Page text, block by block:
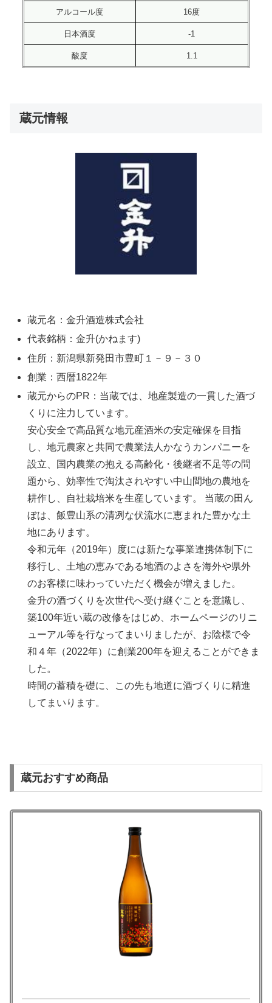
アルコール度 16度
日本酒度 -1
酸度 1.1
蔵元情報
蔵元名：金升酒造株式会社
代表銘柄：金升(かねます)
住所：新潟県新発田市豊町１－９－３０
創業：西暦1822年
蔵元からのPR：当蔵では、地産製造の一貫した酒づ
くりに注力しています。
安心安全で高品質な地元産酒米の安定確保を目指
し、地元農家と共同で農業法人かなうカンパニーを
設立、国内農業の抱える高齢化・後継者不足等の問
題から、効率性で淘汰されやすい中山間地の農地を
耕作し、自社栽培米を生産しています。 当蔵の田ん
ぼは、飯豊山系の清冽な伏流水に恵まれた豊かな土
地にあります。
令和元年（2019年）度には新たな事業連携体制下に
移行し、土地の恵みである地酒のよさを海外や県外
のお客様に味わっていただく機会が増えました。
金升の酒づくりを次世代へ受け継ぐことを意識し、
築100年近い蔵の改修をはじめ、ホームページのリニ
ューアル等を行なってまいりましたが、お陰様で令
和４年（2022年）に創業200年を迎えることができま
した。
時間の蓄積を礎に、この先も地道に酒づくりに精進
してまいります。
蔵元おすすめ商品